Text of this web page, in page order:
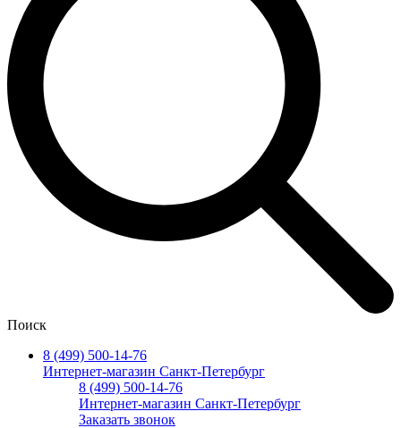
Поиск
8 (499) 500-14-76
Интернет-магазин Санкт-Петербург
8 (499) 500-14-76
Интернет-магазин Санкт-Петербург
Заказать звонок